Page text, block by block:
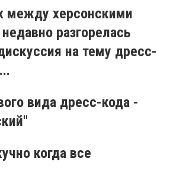
между херсонскими
разгорелась
на тему дресc-
вида дресc-кода -
когда все